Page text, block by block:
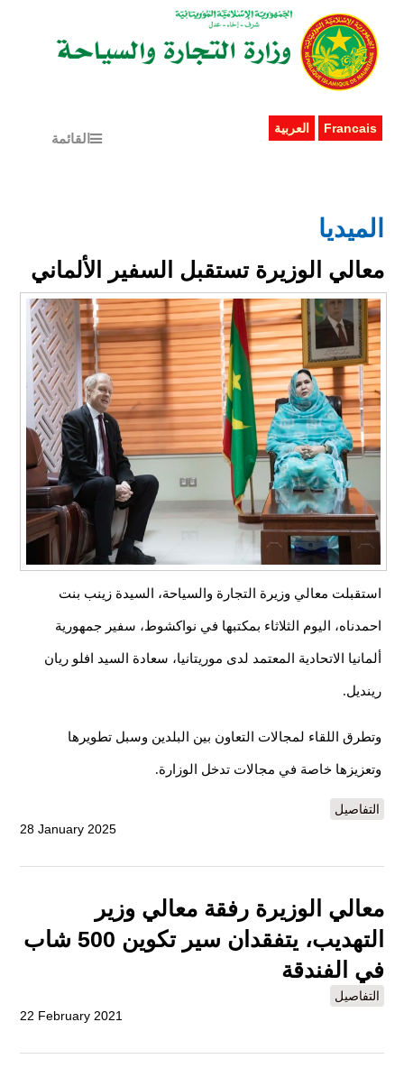
Francais العربية
القائمة
الميديا
معالي الوزيرة تستقبل السفير الألماني
استقبلت معالي وزيرة التجارة والسياحة، السيدة زينب بنت
احمدناه، اليوم الثلاثاء بمكتبها في نواكشوط، سفير جمهورية
ألمانيا الاتحادية المعتمد لدى موريتانيا، سعادة السيد افلو ريان
رينديل.
وتطرق اللقاء لمجالات التعاون بين البلدين وسبل تطويرها
وتعزيزها خاصة في مجالات تدخل الوزارة.
التفاصيل
28 January 2025
معالي الوزيرة رفقة معالي وزير
التهديب، يتفقدان سير تكوين 500 شاب
في الفندقة
التفاصيل
22 February 2021